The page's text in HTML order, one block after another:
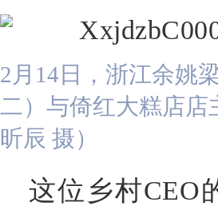
2月14日，浙江余姚
二）与倚红大糕店店
昕辰 摄）
这位乡村CEO